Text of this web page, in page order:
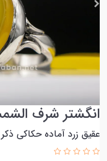
انگشتر شرف
عقیق زرد آماده حکاکی